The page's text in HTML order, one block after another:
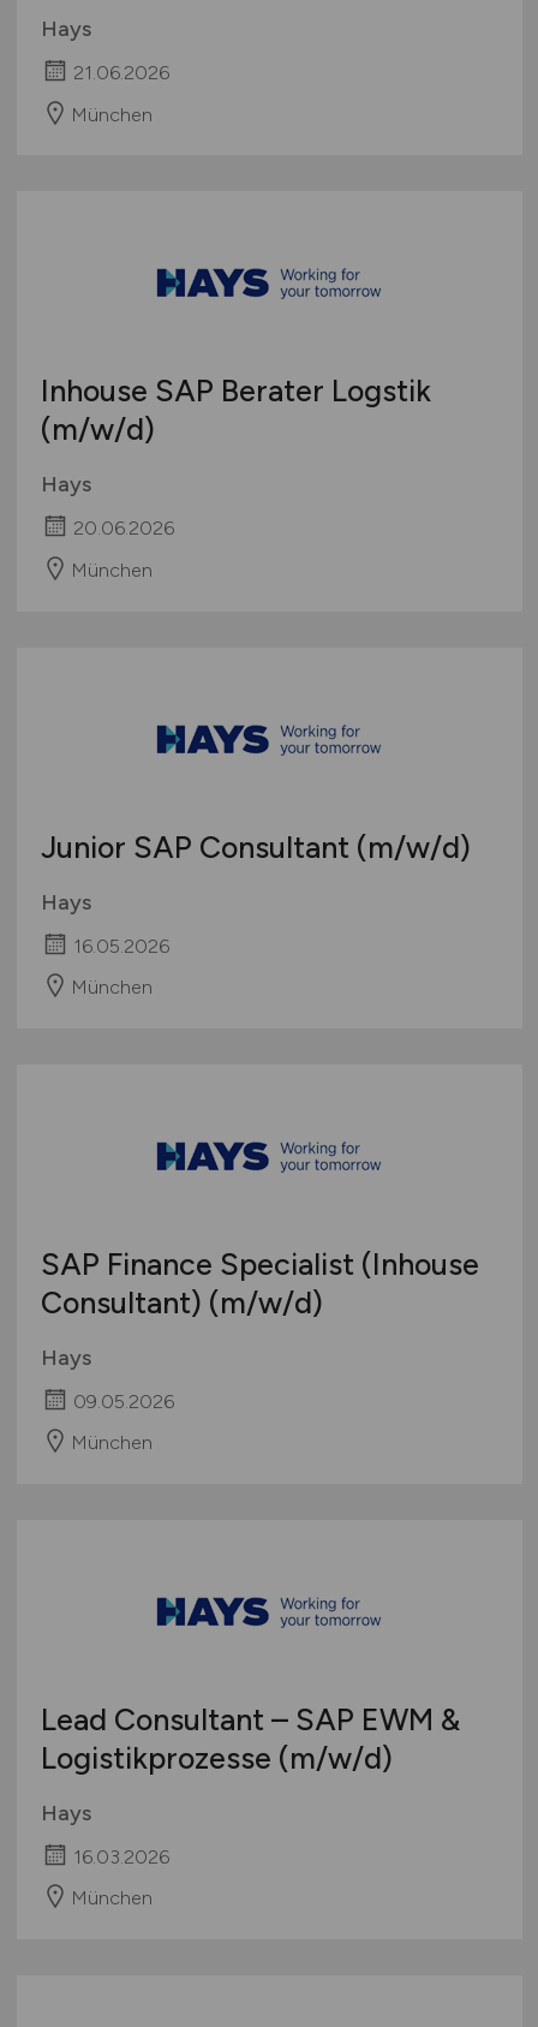
Hays
21.06.2026
München
Inhouse SAP Berater Logstik
(m/w/d)
Hays
20.06.2026
München
Junior SAP Consultant (m/w/d)
Hays
16.05.2026
München
SAP Finance Specialist (Inhouse
Consultant) (m/w/d)
Hays
09.05.2026
München
Lead Consultant – SAP EWM &
Logistikprozesse (m/w/d)
Hays
16.03.2026
München